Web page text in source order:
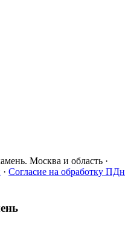
Москва и область ·
· Согласие на обработку ПДн